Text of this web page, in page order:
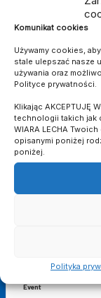
Komunikat cookies
Używamy cookies,
stale ulepszać nasze
używania oraz
Polityce prywatności.
Klikając AKCEPTUJĘ
technologii takich jak
WIARA LECHA
opisanymi poniżej
poniżej.
Polityka